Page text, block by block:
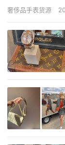
家朗格专卖店发
驻杜拜总领事
奢侈品手表货源